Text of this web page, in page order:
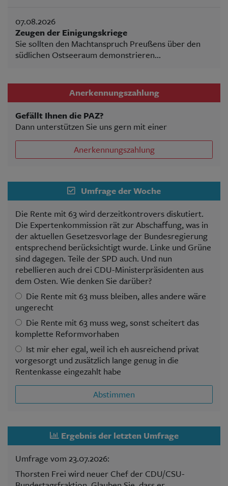
07.08.2026
Zeugen der Einigungskriege
Sie sollten den Machtanspruch Preußens über den
südlichen Ostseeraum demonstrieren...
Anerkennungszahlung
Gefällt Ihnen die PAZ?
Dann unterstützen Sie uns gern mit einer
Anerkennungszahlung
Umfrage der Woche
Die Rente mit 63 wird derzeitkontrovers diskutiert.
Die Expertenkommission rät zur Abschaffung, was in
der aktuellen Gesetzesvorlage der Bundesregierung
entsprechend berücksichtigt wurde. Linke und Grüne
sind dagegen. Teile der SPD auch. Und nun
rebellieren auch drei CDU-Ministerpräsidenten aus
dem Osten. Wie denken Sie darüber?
Die Rente mit 63 muss bleiben, alles andere wäre
ungerecht
Die Rente mit 63 muss weg, sonst scheitert das
komplette Reformvorhaben
Ist mir eher egal, weil ich eh ausreichend privat
vorgesorgt und zusätzlich lange genug in die
Rentenkasse eingezahlt habe
Abstimmen
Ergebnis der letzten Umfrage
Umfrage vom 23.07.2026:
Thorsten Frei wird neuer Chef der CDU/CSU-